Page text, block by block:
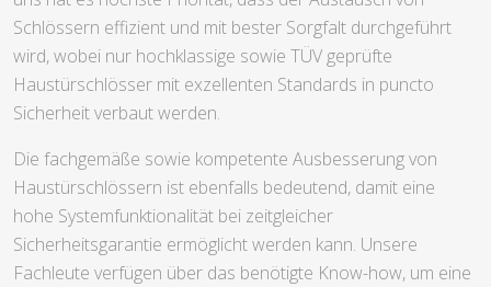
Schlössern effizient und mit bester Sorgfalt durchgeführt
wird, wobei nur hochklassige sowie TÜV geprüfte
Haustürschlösser mit exzellenten Standards in puncto
Sicherheit verbaut werden.
Die fachgemäße sowie kompetente Ausbesserung von
Haustürschlössern ist ebenfalls bedeutend, damit eine
hohe Systemfunktionalität bei zeitgleicher
Sicherheitsgarantie ermöglicht werden kann. Unsere
Fachleute verfügen über das benötigte Know-how, um eine